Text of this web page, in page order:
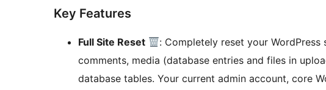
Key Features
Full Site Reset
: Completely reset your
comments, media (database entries and files in
database tables. Your current admin account, core